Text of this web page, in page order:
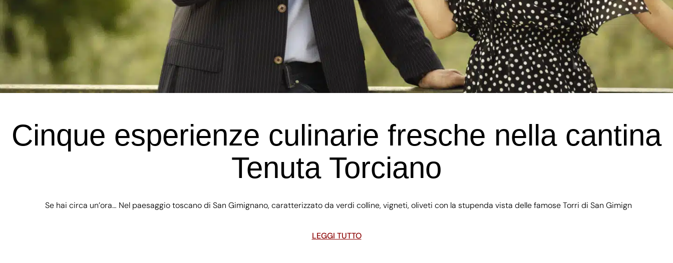
Cinque esperienze culinarie fresche nella cantina
Tenuta Torciano
Se hai circa un’ora… Nel paesaggio toscano di San Gimignano, caratterizzato da verdi colline, vigneti, oliveti con la stupenda vista delle famose Torri di San Gimign
LEGGI TUTTO